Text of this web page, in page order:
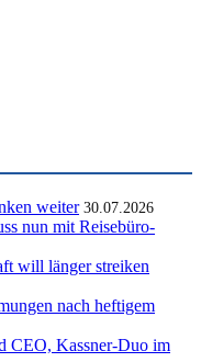
weiter 30.07.2026
nun mit Reisebüro-
will länger streiken
nach heftigem
CEO, Kassner-Duo im